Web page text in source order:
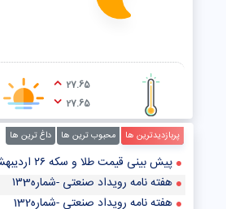
27.65
27.65
پربازدیدترین ها محبوب ترین ها داغ ترین ها
پیش‌ بینی قیمت طلا و سکه ۲۶ اردیبهشت ۱۴۰۳/ سکه امامی از رشد قیمت در بازار طلا جا ماند
هفته نامه رویداد صنعتی -شماره۱۳3
هفته نامه رویداد صنعتی -شماره132